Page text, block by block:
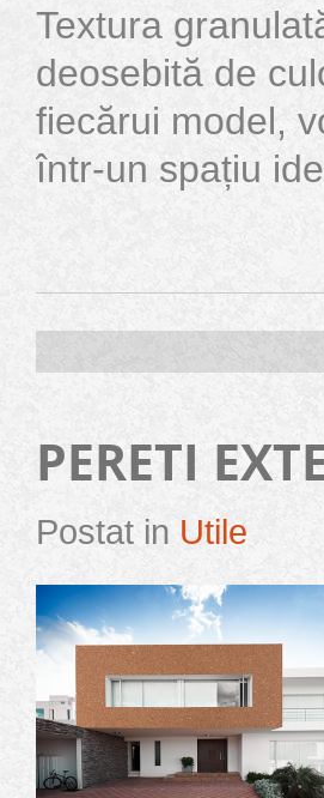
Textura
deosebită de
fiecărui model,
într-un spațiu
PERETI
Postat in Utile